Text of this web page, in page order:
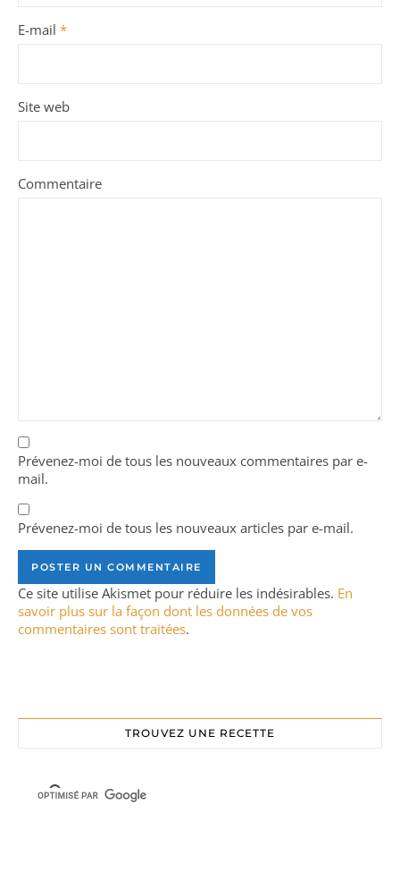
E-mail *
Site web
Commentaire
Prévenez-moi de tous les nouveaux commentaires par e-
mail.
Prévenez-moi de tous les nouveaux articles par e-mail.
Ce site utilise Akismet pour réduire les indésirables. En
savoir plus sur la façon dont les données de vos
commentaires sont traitées.
TROUVEZ UNE RECETTE